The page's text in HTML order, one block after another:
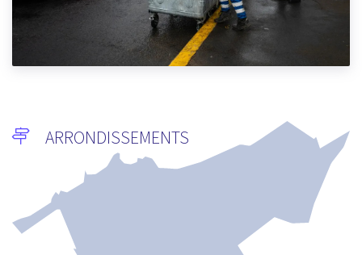
UN SERVICE D’ABATTAGE DE QUALITÉ MIS À LA
CITOYENS AUX ABATTOIRS COMMUNAUX DE